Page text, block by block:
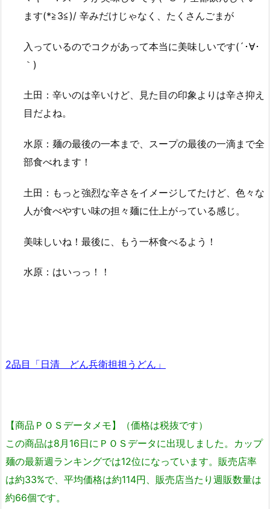
ます(*≧3≦)/ 辛みだけじゃなく、たくさんごまが
入っているのでコクがあって本当に美味しいです(´･∀･
｀)
土田：辛いのは辛いけど、見た目の印象よりは辛さ抑え
目だよね。
水原：麺の最後の一本まで、スープの最後の一滴まで全
部食べれます！
土田：もっと強烈な辛さをイメージしてたけど、色々な
人が食べやすい味の担々麺に仕上がっている感じ。
美味しいね！最後に、もう一杯食べるよう！
水原：はいっっ！！
2品目「日清 どん兵衛担担うどん」
【商品ＰＯＳデータメモ】（価格は税抜です）
この商品は8月16日にＰＯＳデータに出現しました。カップ
麺の最新週ランキングでは12位になっています。販売店率
は約33%で、平均価格は約114円、販売店当たり週販数量は
約66個です。